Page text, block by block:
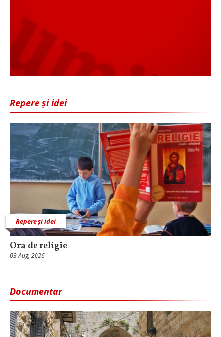
Repere și idei
Repere și idei
Ora de religie
03 Aug, 2026
Documentar